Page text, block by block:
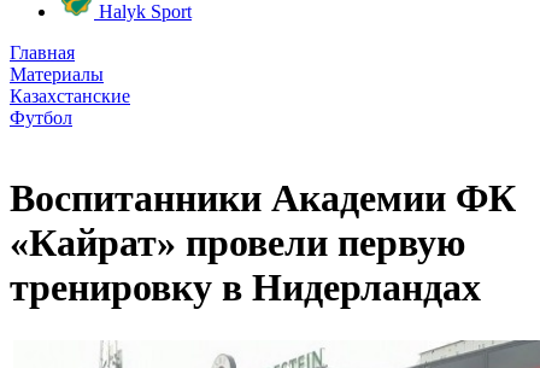
Halyk Sport
Главная
Материалы
Казахстанские
Футбол
Воспитанники Академии ФК
«Кайрат» провели первую
тренировку в Нидерландах